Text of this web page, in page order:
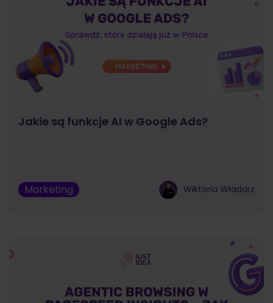
Jakie są funkcje AI w Google Ads?
Marketing Wiktoria Władarz